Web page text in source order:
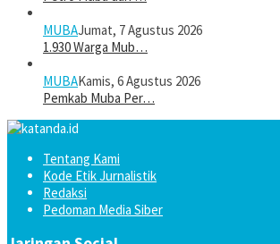
MUBAJumat, 7 Agustus 2026
1.930 Warga Mub…
MUBAKamis, 6 Agustus 2026
Pemkab Muba Per…
Tentang Kami
Kode Etik Jurnalistik
Redaksi
Pedoman Media Siber